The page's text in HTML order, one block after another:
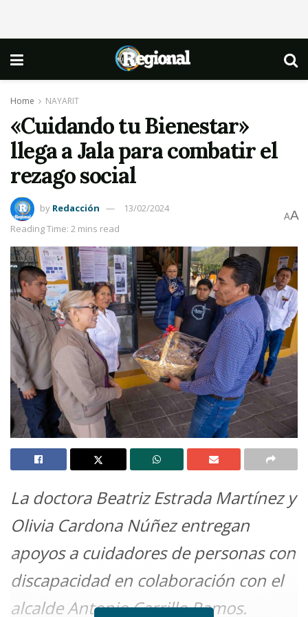
Home NAYARIT
«Cuidando tu Bienestar»
llega a Jala para combatir el
rezago social
by Redacción
13/02/2024
Reading Time: 2 mins read
AA
La doctora Beatriz Estrada Martínez y
Olivia Cardona Núñez entregan
apoyos a cuidadores de personas con
discapacidad en colaboración con el
alcalde Antonio Carrillo Ramos.